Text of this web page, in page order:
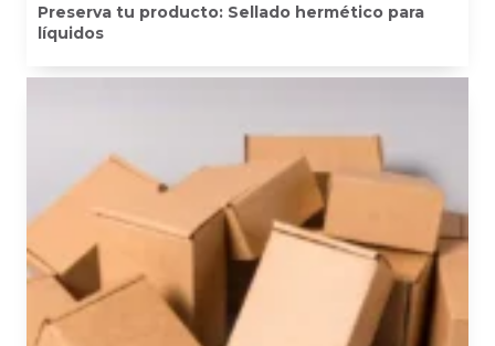
Preserva tu producto: Sellado hermético para
líquidos